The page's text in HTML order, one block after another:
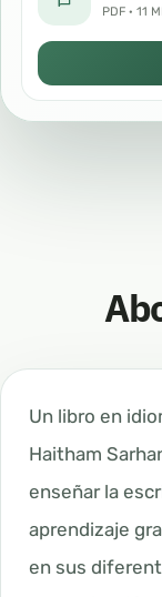
PDF · 11
Un libro en
Haitham
enseñar la
aprendizaje
en sus